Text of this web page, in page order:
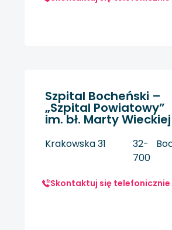
Szpital Bocheński –
„Szpital Powiatowy”
im. bł. Marty Wieckiej
Krakowska 31
32-
700
Skontaktuj się telefonicznie